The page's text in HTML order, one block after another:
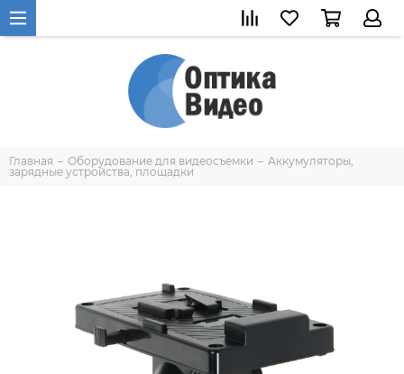
Главная Оборудование для видеосъемки
Аккумуляторы,
зарядные устройства, площадки